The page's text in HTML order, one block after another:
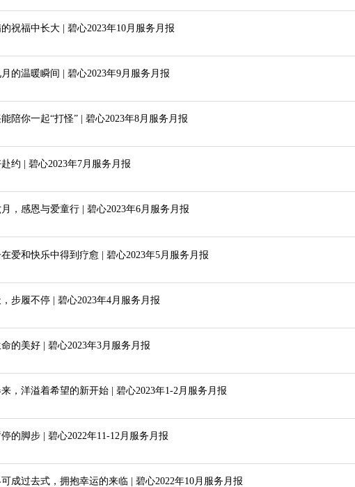
祝福中长大 | 碧心2023年10月服务月报
的温暖瞬间 | 碧心2023年9月服务月报
陪你一起“打怪” | 碧心2023年8月服务月报
约 | 碧心2023年7月服务月报
，感恩与爱童行 | 碧心2023年6月服务月报
爱和快乐中得到疗愈 | 碧心2023年5月服务月报
步履不停 | 碧心2023年4月服务月报
的美好 | 碧心2023年3月服务月报
，洋溢着希望的新开始 | 碧心2023年1-2月服务月报
的脚步 | 碧心2022年11-12月服务月报
成过去式，拥抱幸运的来临 | 碧心2022年10月服务月报